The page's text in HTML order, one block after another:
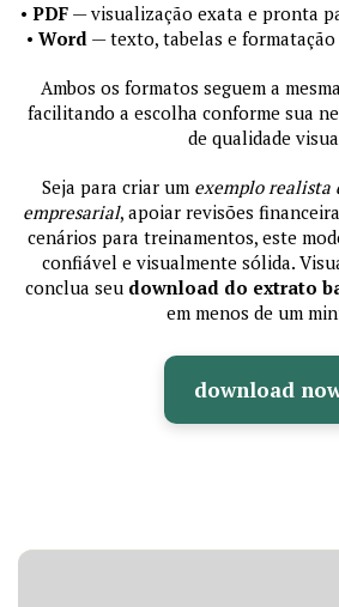
• PDF— visualização exata e pronta
• Word — texto, tabelas e
Ambos os formatos seguem a
facilitando a escolha conforme sua
de qualidade
Seja para criar um exemplo realista
empresarial, apoiar revisões
cenários para treinamentos, este
confiável e visualmente sólida.
conclua seu download do extrato
em menos de um
download